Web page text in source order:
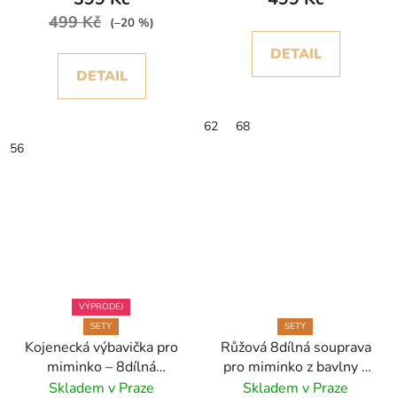
499 Kč (–20 %)
DETAIL
56
DETAIL
62 68
VÝPRODEJ
SETY
Kojenecká výbavička pro
miminko – 8dílná
bavlněná sada s
Skladem v Praze
SETY
Růžová 8dílná souprava
pro miminko z bavlny –
Medvídek
Skladem v Praze